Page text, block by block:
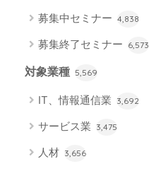
募集中セミナー 4,838
募集終了セミナー 6,573
対象業種 5,569
IT、情報通信業 3,692
サービス業 3,475
人材 3,656